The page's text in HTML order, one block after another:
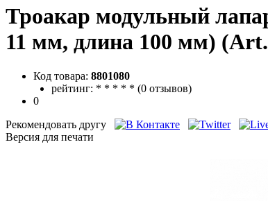
Троакар модульный
11 мм, длина 100 мм)
Код товара: 8801080
рейтинг: * * * * * (0 отзывов)
0
Рекомендовать другу
Версия для печати